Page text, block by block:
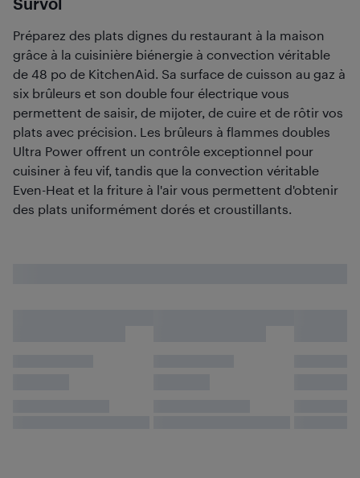
Préparez des plats dignes du restaurant à la maison
grâce à la cuisinière biénergie à convection véritable
de 48 po de KitchenAid. Sa surface de cuisson au gaz à
six brûleurs et son double four électrique vous
permettent de saisir, de mijoter, de cuire et de rôtir vos
plats avec précision. Les brûleurs à flammes doubles
Ultra Power offrent un contrôle exceptionnel pour
cuisiner à feu vif, tandis que la convection véritable
Even-Heat et la friture à l'air vous permettent d'obtenir
des plats uniformément dorés et croustillants.